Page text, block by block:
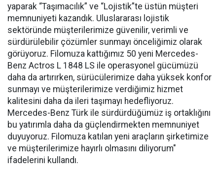
yaparak “Taşımacılık” ve “Lojistik”te üstün müşteri
memnuniyeti kazandık. Uluslararası lojistik
sektöründe müşterilerimize güvenilir, verimli ve
sürdürülebilir çözümler sunmayı önceliğimiz olarak
görüyoruz. Filomuza kattığımız 50 yeni Mercedes-
Benz Actros L 1848 LS ile operasyonel gücümüzü
daha da artırırken, sürücülerimize daha yüksek konfor
sunmayı ve müşterilerimize verdiğimiz hizmet
kalitesini daha da ileri taşımayı hedefliyoruz.
Mercedes-Benz Türk ile sürdürdüğümüz iş ortaklığını
bu yatırımla daha da güçlendirmekten memnuniyet
duyuyoruz. Filomuza katılan yeni araçların şirketimize
ve müşterilerimize hayırlı olmasını diliyorum"
ifadelerini kullandı.